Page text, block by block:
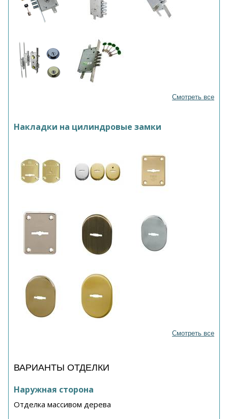
Смотреть все
Накладки на цилиндровые замки
Смотреть все
ВАРИАНТЫ ОТДЕЛКИ
Наружная сторона
Отделка массивом дерева